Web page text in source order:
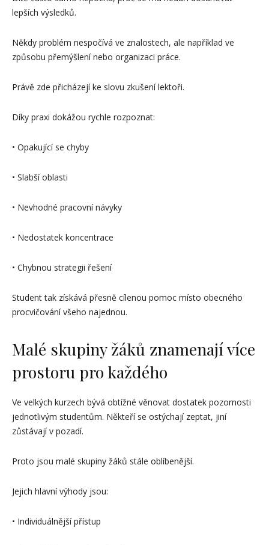
lepších výsledků.
Někdy problém nespočívá ve znalostech, ale například ve
způsobu přemýšlení nebo organizaci práce.
Právě zde přicházejí ke slovu zkušení lektoři.
Díky praxi dokážou rychle rozpoznat:
• Opakující se chyby
• Slabší oblasti
• Nevhodné pracovní návyky
• Nedostatek koncentrace
• Chybnou strategii řešení
Student tak získává přesně cílenou pomoc místo obecného
procvičování všeho najednou.
Malé skupiny žáků znamenají více
prostoru pro každého
Ve velkých kurzech bývá obtížné věnovat dostatek pozornosti
jednotlivým studentům. Někteří se ostýchají zeptat, jiní
zůstávají v pozadí.
Proto jsou malé skupiny žáků stále oblíbenější.
Jejich hlavní výhody jsou:
• Individuálnější přístup